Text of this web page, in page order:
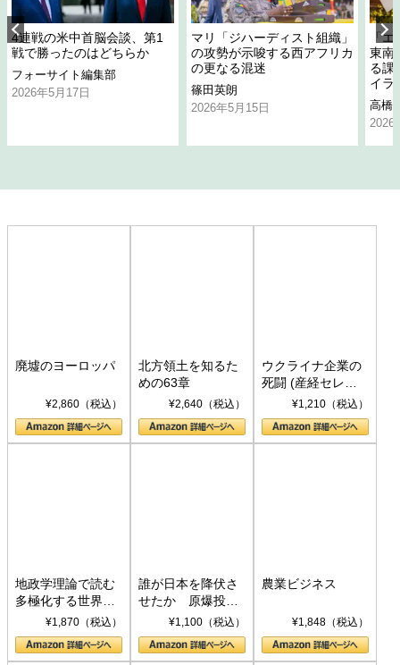
4連戦の米中首脳会談、第1
戦で勝ったのはどちらか
フォーサイト編集部
2026年5月17日
マリ「ジハーディスト組織」
の攻勢が示唆する西アフリカ
の更なる混迷
篠田英朗
2026年5月15日
「
東南
る課
イラ
高橋
2026
廃墟のヨーロッパ
¥2,860（税込）
北方領土を知るた
めの63章
¥2,640（税込）
ウクライナ企業の
死闘 (産経セレク
ト S 039)¥1,210（税込）
地政学理論で読む
多極化する世界：
トランプとBRICS
の挑戦
¥1,870（税込）
誰が日本を降伏さ
せたか 原爆投
下、ソ連参戦、そ
して聖断 (PHP新
書)
¥1,100（税込）
農業ビジネス
¥1,848（税込）